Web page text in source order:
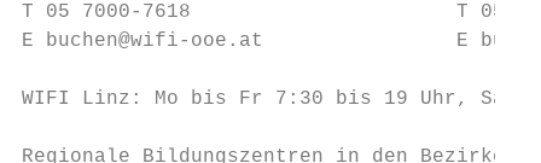
T 05 7000-7618                      T 05
E buchen@wifi-ooe.at                E
WIFI Linz: Mo bis Fr 7:30 bis 19 Uhr, Sa 7
Regionale Bildungszentren in den Bezirken: